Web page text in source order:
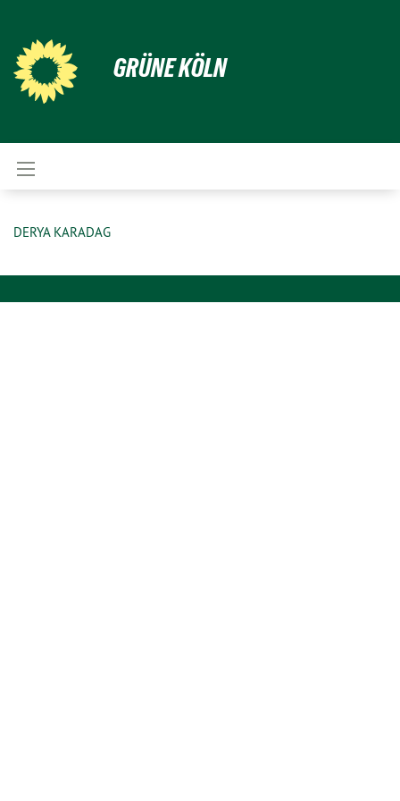
GRÜNE KÖLN
DERYA KARADAG